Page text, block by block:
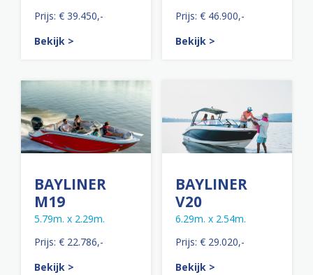
Prijs: € 39.450,-
Bekijk >
Prijs: € 46.900,-
Bekijk >
BAYLINER
M19
5.79m. x 2.29m.
Prijs: € 22.786,-
Bekijk >
BAYLINER
V20
6.29m. x 2.54m.
Prijs: € 29.020,-
Bekijk >